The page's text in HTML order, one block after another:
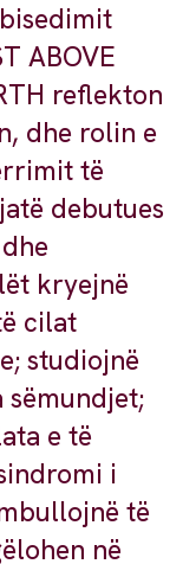
ABOVE
reflekton
dhe rolin e
të
debutues
kryejnë
cilat
studiojnë
e të
i
të
në